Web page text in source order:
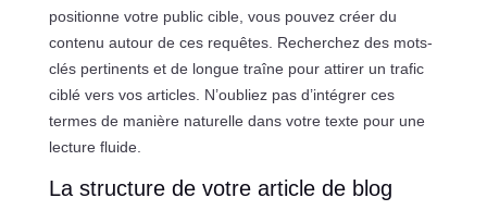
positionne votre public cible, vous pouvez créer du
contenu autour de ces requêtes. Recherchez des mots-
clés pertinents et de longue traîne pour attirer un trafic
ciblé vers vos articles. N’oubliez pas d’intégrer ces
termes de manière naturelle dans votre texte pour une
lecture fluide.
La structure de votre article de blog